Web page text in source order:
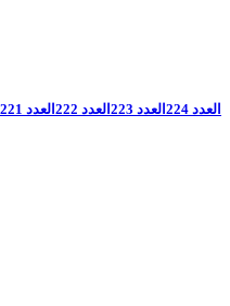
العدد 224 العدد 223 العدد 222 العدد 221